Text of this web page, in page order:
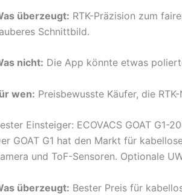
überzeugt: RTK-Präzision zum
Schnittbild.
nicht: Die App könnte etwas
wen: Preisbewusste Käufer, die
Einsteiger: ECOVACS GOAT G1-
GOAT G1 hat den Markt für
und ToF-Sensoren. Optionale
überzeugt: Bester Preis für